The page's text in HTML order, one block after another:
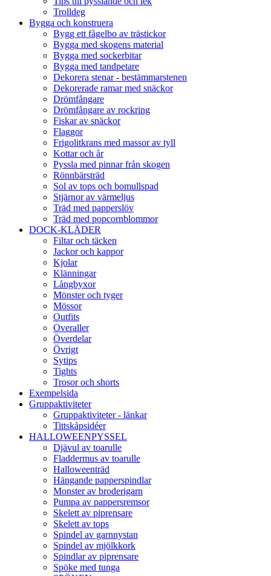
Trolldeg
Bygga och konstruera
Bygg ett fågelbo av trästickor
Bygga med skogens material
Bygga med sockerbitar
Bygga med tandpetare
Dekorera stenar - bestämmarstenen
Dekorerade ramar med snäckor
Drömfångare
Drömfångare av rockring
Fiskar av snäckor
Flaggor
Frigolitkrans med massor av tyll
Kottar och år
Pyssla med pinnar från skogen
Rönnbärsträd
Sol av tops och bomullspad
Stjärnor av värmeljus
Träd med papperslöv
Träd med popcornblommor
DOCK-KLÄDER
Filtar och täcken
Jackor och kappor
Kjolar
Klänningar
Långbyxor
Mönster och tyger
Mössor
Outfits
Overaller
Överdelar
Övrigt
Sytips
Tights
Trosor och shorts
Exempelsida
Gruppaktiviteter
Gruppaktiviteter - länkar
Tittskåpsidéer
HALLOWEENPYSSEL
Djävul av toarulle
Fladdermus av toarulle
Halloweenträd
Hängande papperspindlar
Monster av broderigarn
Pumpa av pappersremsor
Skelett av piprensare
Skelett av tops
Spindel av garnnystan
Spindel av mjölkkork
Spindlar av piprensare
Spöke med tunga